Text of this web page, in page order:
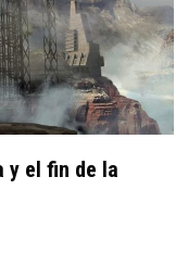
y el fin de la